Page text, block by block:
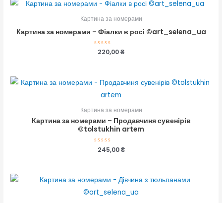
Картина за номерами
Картина за номерами – Фіалки в росі ©art_selena_ua
Оцінено
220,00₴
Картина за номерами
Картина за номерами – Продавчиня сувенірів
©tolstukhin artem
Оцінено
245,00₴